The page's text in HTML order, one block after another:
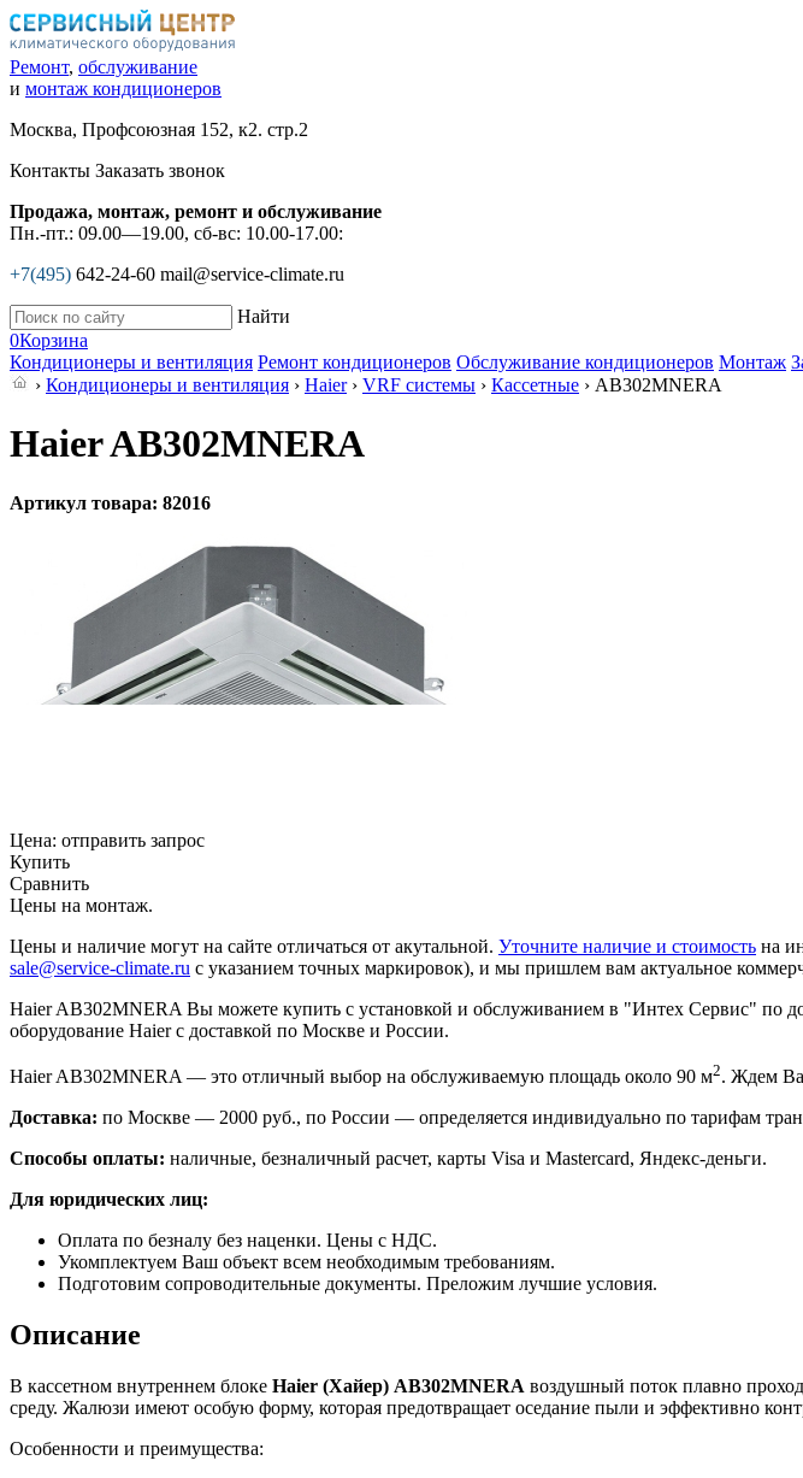
Ремонт, обслуживание
и монтаж кондиционеров
Москва, Профсоюзная 152, к2. стр.2
Контакты Заказать звонок
Продажа, монтаж, ремонт и обслуживание
Пн.-пт.: 09.00—19.00, сб-вс: 10.00-17.00:
+7(495) 642-24-60 mail@service-climate.ru
Найти
0Корзина
Кондиционеры и вентиляция Ремонт кондиционеров Обслуживание кондиционеров Монтаж
› Кондиционеры и вентиляция › Haier› VRF системы › Кассетные › AB302MNERA
Haier AB302MNERA
Артикул товара: 82016
Цена: отправить запрос
Купить
Сравнить
Цены на монтаж.
Цены и наличие могут на сайте отличаться от акутальной. Уточните наличие и стоимость на
sale@service-climate.ru с указанием точных маркировок), и мы пришлем вам актуальное
Haier AB302MNERA Вы можете купить с установкой и обслуживанием в "Интех Сервис" по
оборудование Haier с доставкой по Москве и России.
Haier AB302MNERA — это отличный выбор на обслуживаемую площадь около 90 м2. Ждем
Доставка: по Москве — 2000 руб., по России — определяется индивидуально по тарифам
Способы оплаты: наличные, безналичный расчет, карты Visa и Mastercard, Яндекс-деньги.
Для юридических лиц:
Оплата по безналу без наценки. Цены с НДС.
Укомплектуем Ваш объект всем необходимым требованиям.
Подготовим сопроводительные документы. Преложим лучшие условия.
Описание
В кассетном внутреннем блоке Haier (Хайер) AB302MNERA воздушный поток плавно
среду. Жалюзи имеют особую форму, которая предотвращает оседание пыли и эффективно
Особенности и преимущества: